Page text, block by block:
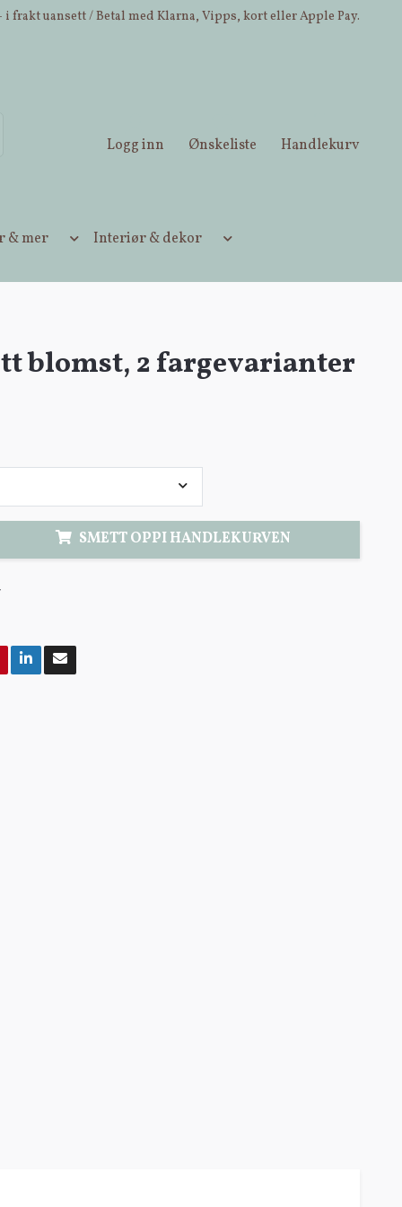
i frakt uansett / Betal med Klarna, Vipps, kort eller Apple Pay.
Logg inn Ønskeliste Handlekurv
& mer Interiør & dekor
blomst, 2 fargevarianter
SMETT OPPI HANDLEKURVEN